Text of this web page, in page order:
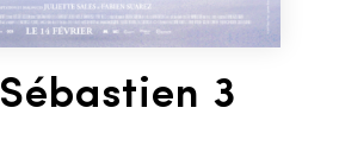
Sébastien 3